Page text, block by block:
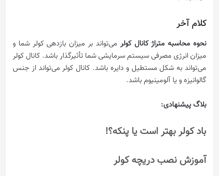
کلام آخر
نحوه محاسبه متراژ کانال کولر می‌تواند بر میزان بازدهی کولر شما و
میزان انرژی مصرفی سیستم سرمایشی شما تأثیرگذار باشد. کانال کولر
می‌تواند به شکل مستطیل و دایره باشد. کانال کولر می‌تواند از جنس
گالوانیزه و یا آلومینیوم باشد.
بلاگ پیشنهادی:
باد کولر بهتر است یا پنکه؟!
آموزش نصب دریچه کولر